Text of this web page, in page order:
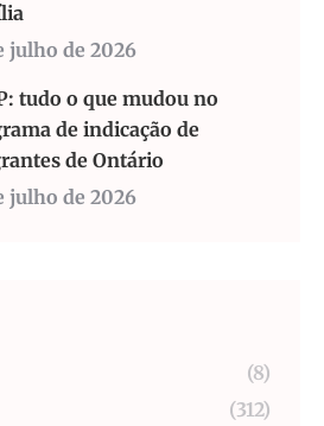
julho de 2026
tudo o que mudou no
de indicação de
de Ontário
julho de 2026
(8)
(312)